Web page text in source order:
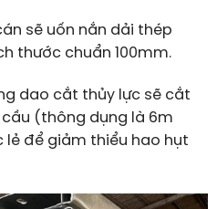
sẽ uốn nắn dải thép
thước chuẩn 100mm.
dao cắt thủy lực sẽ cắt
(thông dụng là 6m
lẻ để giảm thiểu hao hụt